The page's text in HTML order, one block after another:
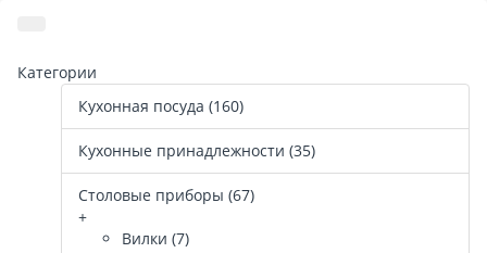
Категории
Кухонная посуда (160)
Кухонные принадлежности (35)
Столовые приборы (67)
+
Вилки (7)